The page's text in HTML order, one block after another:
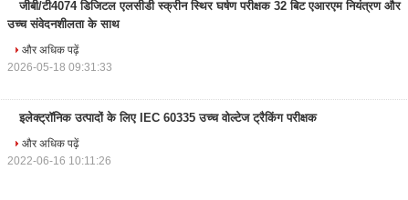
जीबी/टी4074 डिजिटल एलसीडी स्क्रीन स्थिर घर्षण परीक्षक 32 बिट एआरएम नियंत्रण और
उच्च संवेदनशीलता के साथ
और अधिक पढ़ें
2026-05-18 09:31:33
इलेक्ट्रॉनिक उत्पादों के लिए IEC 60335 उच्च वोल्टेज ट्रैकिंग परीक्षक
और अधिक पढ़ें
2022-06-16 10:11:26